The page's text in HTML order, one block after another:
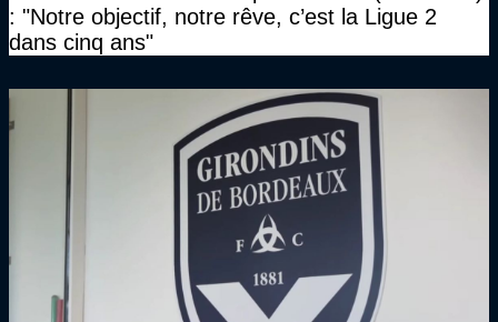
: "Notre objectif, notre rêve, c’est la Ligue 2
dans cinq ans"